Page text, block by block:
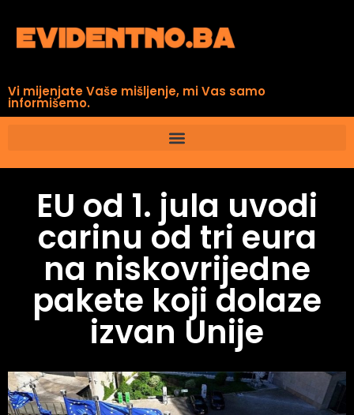
Vi mijenjate Vaše mišljenje, mi Vas samo
informišemo.
EU od 1. jula uvodi
carinu od tri eura
na niskovrijedne
pakete koji dolaze
izvan Unije